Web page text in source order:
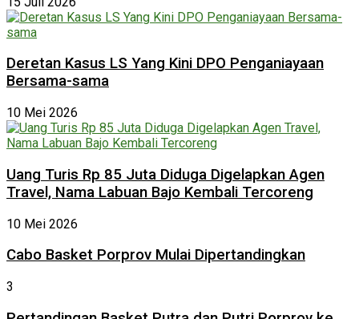
Deretan Kasus LS Yang Kini DPO Penganiayaan
Bersama-sama
10 Mei 2026
Uang Turis Rp 85 Juta Diduga Digelapkan Agen
Travel, Nama Labuan Bajo Kembali Tercoreng
10 Mei 2026
Cabo Basket Porprov Mulai Dipertandingkan
3